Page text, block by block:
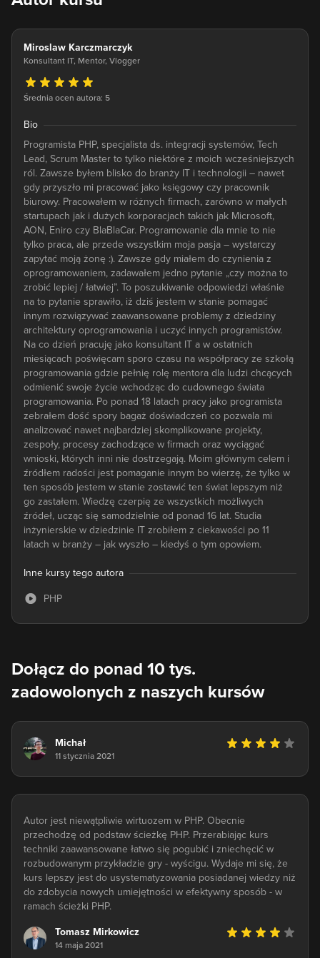
Miroslaw Karczmarczyk
Konsultant IT, Mentor, Vlogger
Średnia ocen autora: 5
Bio
Programista PHP, specjalista ds. integracji systemów, Tech
Lead, Scrum Master to tylko niektóre z moich wcześniejszych
ról. Zawsze byłem blisko do branży IT i technologii – nawet
gdy przyszło mi pracować jako księgowy czy pracownik
biurowy. Pracowałem w różnych firmach, zarówno w małych
startupach jak i dużych korporacjach takich jak Microsoft,
AON, Eniro czy BlaBlaCar. Programowanie dla mnie to nie
tylko praca, ale przede wszystkim moja pasja – wystarczy
zapytać moją żonę :). Zawsze gdy miałem do czynienia z
oprogramowaniem, zadawałem jedno pytanie „czy można to
zrobić lepiej / łatwiej”. To poszukiwanie odpowiedzi właśnie
na to pytanie sprawiło, iż dziś jestem w stanie pomagać
innym rozwiązywać zaawansowane problemy z dziedziny
architektury oprogramowania i uczyć innych programistów.
Na co dzień pracuję jako konsultant IT a w ostatnich
miesiącach poświęcam sporo czasu na współpracy ze szkołą
programowania gdzie pełnię rolę mentora dla ludzi chcących
odmienić swoje życie wchodząc do cudownego świata
programowania. Po ponad 18 latach pracy jako programista
zebrałem dość spory bagaż doświadczeń co pozwala mi
analizować nawet najbardziej skomplikowane projekty,
zespoły, procesy zachodzące w firmach oraz wyciągać
wnioski, których inni nie dostrzegają. Moim głównym celem i
źródłem radości jest pomaganie innym bo wierzę, że tylko w
ten sposób jestem w stanie zostawić ten świat lepszym niż
go zastałem. Wiedzę czerpię ze wszystkich możliwych
źródeł, ucząc się samodzielnie od ponad 16 lat. Studia
inżynierskie w dziedzinie IT zrobiłem z ciekawości po 11
latach w branży – jak wyszło – kiedyś o tym opowiem.
Inne kursy tego autora
PHP
Dołącz do ponad 10 tys.
zadowolonych z naszych kursów
Michał
11 stycznia 2021
Autor jest niewątpliwie wirtuozem w PHP. Obecnie
przechodzę od podstaw ścieżkę PHP. Przerabiając kurs
techniki zaawansowane łatwo się pogubić i zniechęcić w
rozbudowanym przykładzie gry - wyścigu. Wydaje mi się, że
kurs lepszy jest do usystematyzowania posiadanej wiedzy niż
do zdobycia nowych umiejętności w efektywny sposób - w
ramach ścieżki PHP.
Tomasz Mirkowicz
14 maja 2021